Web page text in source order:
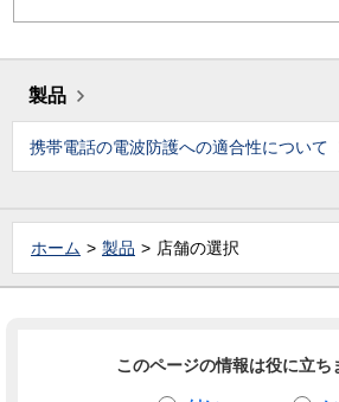
製品
携帯電話の電波防護への適合性について
ホーム 製品 店舗の選択
このページの情報は役に立ち